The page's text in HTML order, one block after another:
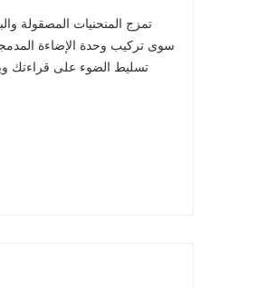
تمزج المنحنيات المصقولة
سوى تركيب وحدة الإضاءة
تسليط الضوء على قراءتك